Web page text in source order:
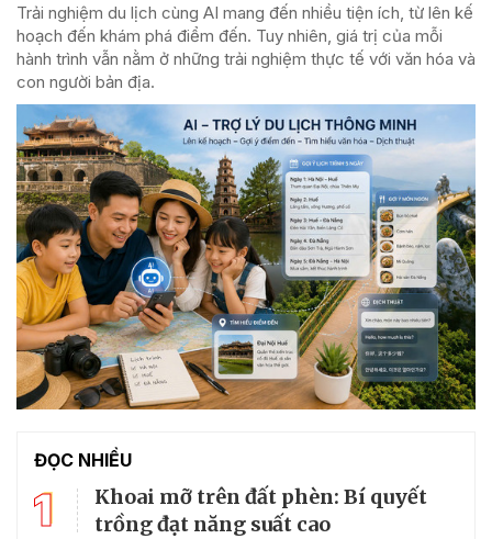
Trải nghiệm du lịch cùng AI mang đến nhiều tiện ích, từ lên kế
hoạch đến khám phá điểm đến. Tuy nhiên, giá trị của mỗi
hành trình vẫn nằm ở những trải nghiệm thực tế với văn hóa và
con người bản địa.
ĐỌC NHIỀU
1
Khoai mỡ trên đất phèn: Bí quyết
trồng đạt năng suất cao